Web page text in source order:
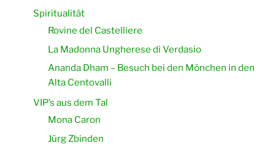
Spiritualität
Rovine del Castelliere
La Madonna Ungherese di Verdasio
Ananda Dham – Besuch bei den Mönchen in den
Alta Centovalli
VIP’s aus dem Tal
Mona Caron
Jürg Zbinden